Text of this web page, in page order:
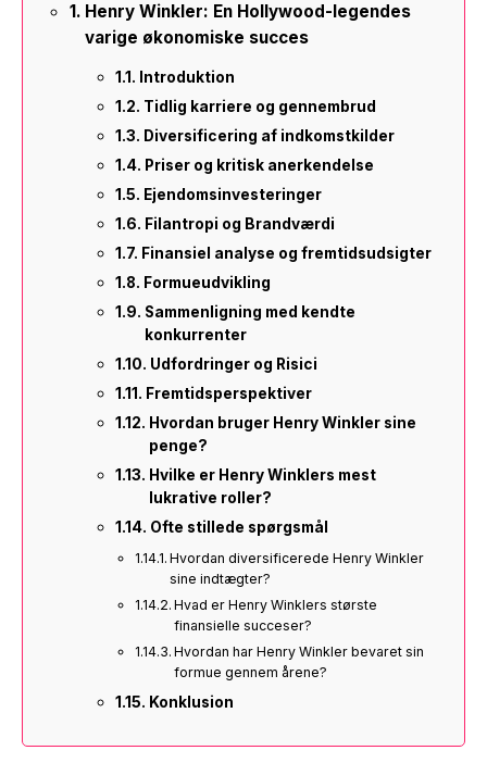
Henry Winkler: En Hollywood-legendes
varige økonomiske succes
Introduktion
Tidlig karriere og gennembrud
Diversificering af indkomstkilder
Priser og kritisk anerkendelse
Ejendomsinvesteringer
Filantropi og Brandværdi
Finansiel analyse og fremtidsudsigter
Formueudvikling
Sammenligning med kendte
konkurrenter
Udfordringer og Risici
Fremtidsperspektiver
Hvordan bruger Henry Winkler sine
penge?
Hvilke er Henry Winklers mest
lukrative roller?
Ofte stillede spørgsmål
Hvordan diversificerede Henry Winkler
sine indtægter?
Hvad er Henry Winklers største
finansielle succeser?
Hvordan har Henry Winkler bevaret sin
formue gennem årene?
Konklusion